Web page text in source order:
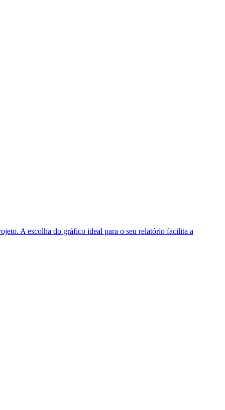
A escolha do gráfico ideal para o seu relatório facilita a